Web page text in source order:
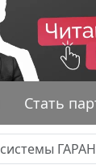
Стать